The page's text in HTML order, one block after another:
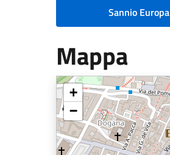
Sannio Europa
Mappa
+
−